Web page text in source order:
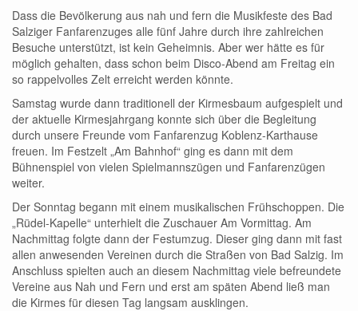
Dass die Bevölkerung aus nah und fern die Musikfeste des Bad
Salziger Fanfarenzuges alle fünf Jahre durch ihre zahlreichen
Besuche unterstützt, ist kein Geheimnis. Aber wer hätte es für
möglich gehalten, dass schon beim Disco-Abend am Freitag ein
so rappelvolles Zelt erreicht werden könnte.
Samstag wurde dann traditionell der Kirmesbaum aufgespielt und
der aktuelle Kirmesjahrgang konnte sich über die Begleitung
durch unsere Freunde vom Fanfarenzug Koblenz-Karthause
freuen. Im Festzelt „Am Bahnhof“ ging es dann mit dem
Bühnenspiel von vielen Spielmannszügen und Fanfarenzügen
weiter.
Der Sonntag begann mit einem musikalischen Frühschoppen. Die
„Rüdel-Kapelle“ unterhielt die Zuschauer Am Vormittag. Am
Nachmittag folgte dann der Festumzug. Dieser ging dann mit fast
allen anwesenden Vereinen durch die Straßen von Bad Salzig. Im
Anschluss spielten auch an diesem Nachmittag viele befreundete
Vereine aus Nah und Fern und erst am späten Abend ließ man
die Kirmes für diesen Tag langsam ausklingen.